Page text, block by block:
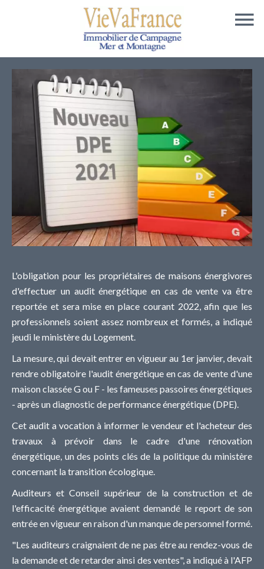
L'obligation pour les propriétaires de maisons énergivores
d'effectuer un audit énergétique en cas de vente va être
reportée et sera mise en place courant 2022, afin que les
professionnels soient assez nombreux et formés, a indiqué
jeudi le ministère du Logement.
La mesure, qui devait entrer en vigueur au 1er janvier, devait
rendre obligatoire l'audit énergétique en cas de vente d'une
maison classée G ou F - les fameuses passoires énergétiques
- après un diagnostic de performance énergétique (DPE).
Cet audit a vocation à informer le vendeur et l'acheteur des
travaux à prévoir dans le cadre d'une rénovation
énergétique, un des points clés de la politique du ministère
concernant la transition écologique.
Auditeurs et Conseil supérieur de la construction et de
l'efficacité énergétique avaient demandé le report de son
entrée en vigueur en raison d'un manque de personnel formé.
"Les auditeurs craignaient de ne pas être au rendez-vous de
la demande et de retarder ainsi des ventes", a indiqué à l'AFP